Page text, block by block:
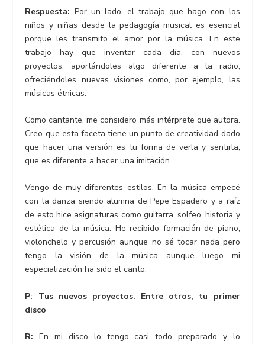
Respuesta: Por un lado, el trabajo que hago con los
niños y niñas desde la pedagogía musical es esencial
porque les transmito el amor por la música. En este
trabajo hay que inventar cada día, con nuevos
proyectos, aportándoles algo diferente a la radio,
ofreciéndoles nuevas visiones como, por ejemplo, las
músicas étnicas.
Como cantante, me considero más intérprete que autora.
Creo que esta faceta tiene un punto de creatividad dado
que hacer una versión es tu forma de verla y sentirla,
que es diferente a hacer una imitación.
Vengo de muy diferentes estilos. En la música empecé
con la danza siendo alumna de Pepe Espadero y a raíz
de esto hice asignaturas como guitarra, solfeo, historia y
estética de la música. He recibido formación de piano,
violonchelo y percusión aunque no sé tocar nada pero
tengo la visión de la música aunque luego mi
especialización ha sido el canto.
P: Tus nuevos proyectos. Entre otros, tu primer
disco
R: En mi disco lo tengo casi todo preparado y lo